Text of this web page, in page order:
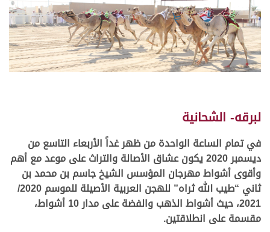
لبرقه- الشحانية
في تمام الساعة الواحدة من ظهر غداً الأربعاء التاسع من
ديسمبر 2020 يكون عشاق الأصالة والتراث على موعد مع أهم
وأقوى أشواط مهرجان المؤسس الشيخ جاسم بن محمد بن
ثاني “طيب الله ثراه” للهجن العربية الأصيلة للموسم 2020/
2021، حيث أشواط الذهب والفضة على مدار 10 أشواط،
مقسمة على انطلاقتين.